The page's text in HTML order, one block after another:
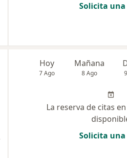
Solicita
Hoy
7 Ago
Mañana
8 Ago
La reserva de citas
Solicita